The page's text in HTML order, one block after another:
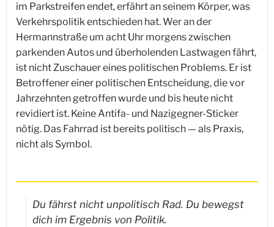
im Parkstreifen endet, erfährt an seinem Körper, was
Verkehrspolitik entschieden hat. Wer an der
Hermannstraße um acht Uhr morgens zwischen
parkenden Autos und überholenden Lastwagen fährt,
ist nicht Zuschauer eines politischen Problems. Er ist
Betroffener einer politischen Entscheidung, die vor
Jahrzehnten getroffen wurde und bis heute nicht
revidiert ist. Keine Antifa- und Nazigegner-Sticker
nötig. Das Fahrrad ist bereits politisch — als Praxis,
nicht als Symbol.
Du fährst nicht unpolitisch Rad. Du bewegst
dich im Ergebnis von Politik.